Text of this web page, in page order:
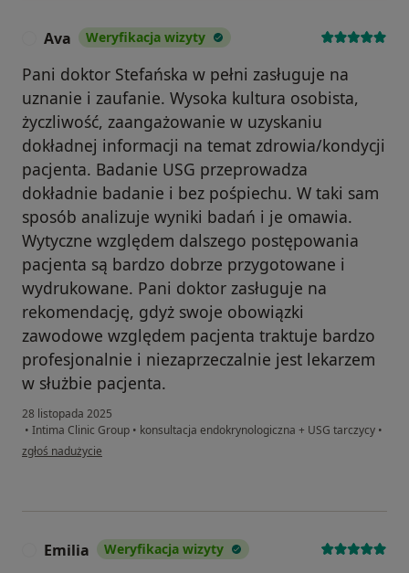
Ava Weryfikacja wizyty
Pani doktor Stefańska w pełni zasługuje na
uznanie i zaufanie. Wysoka kultura osobista,
życzliwość, zaangażowanie w uzyskaniu
dokładnej informacji na temat zdrowia/kondycji
pacjenta. Badanie USG przeprowadza
dokładnie badanie i bez pośpiechu. W taki sam
sposób analizuje wyniki badań i je omawia.
Wytyczne względem dalszego postępowania
pacjenta są bardzo dobrze przygotowane i
wydrukowane. Pani doktor zasługuje na
rekomendację, gdyż swoje obowiązki
zawodowe względem pacjenta traktuje bardzo
profesjonalnie i niezaprzeczalnie jest lekarzem
w służbie pacjenta.
28 listopada 2025
• Intima Clinic Group • konsultacja endokrynologiczna + USG tarczycy •
w opinii użytkownika Ava
zgłoś nadużycie
Emilia Weryfikacja wizyty